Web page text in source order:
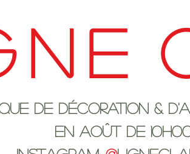
&
DE 10h00 à